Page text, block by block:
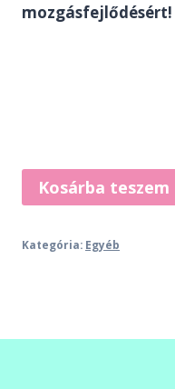
mozgásfejlődésért!
ülés
mennyiség
Kosárba teszem
Kategória: Egyéb